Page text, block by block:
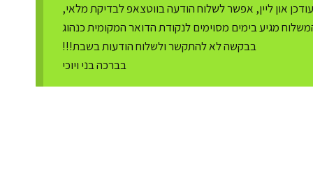
און ליין, אפשר לשלוח הודעה בווטצאפ לבדיקת מלאי,
מגיע בימים מסוימים לנקודת הדואר המקומית כנהוג
בבקשה לא להתקשר ולשלוח הודעות בשבת!!!
בברכה בני ויוכי